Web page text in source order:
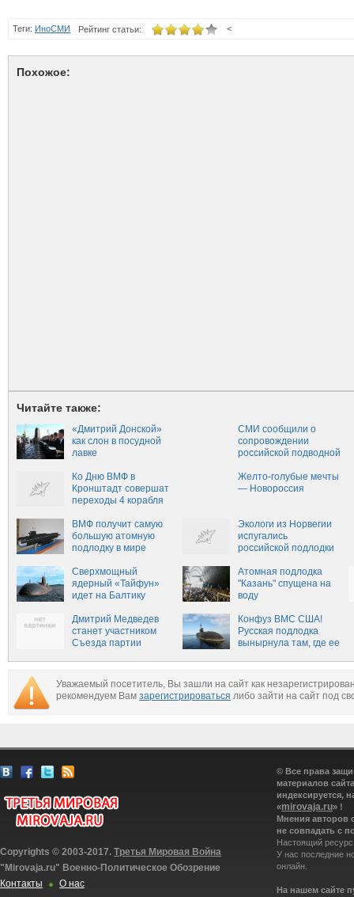
Теги: ИноСМИ <
Рейтинг статьи:
Похожое:
Читайте также:
«Дмитрий Донской»
как слон в посудной
лавке
СМИ сообщили о
сопровождении
российской подводной
Ко Дню ВМФ в
Кронштадт совершат
переходы 4 корабля
Желто-голубые мечты
— Новороссия
ВМФ получит самую
большую атомную
подлодку в мире
Экологи из Норвегии
испугались
российской подлодки
Сверхмощный
ядерный «Тайфун»
идет на Балтику
Атомная подлодка
"Казань" спущена на
воду
Дмитрий Медведев
станет участником
Съезда партии
Конфуз ВМС США!
Русская подлодка
вынырнула там, где ее
Уважаемый посетитель, Вы зашли на сайт как
рекомендуем Вам зарегистрироваться либо зайти на сайт под
Copyrights © 2003-2017. Третья Мировая Война
"Mirovaja.ru" Военно-Политическое Обозрение
Контакты
О нас
© Все права
материалов
индексируется,
«mirovaja.ru» !
Мнения авторов
не совпадать с
Настоящий
У нас последние
онлайн.
На нашем сайте